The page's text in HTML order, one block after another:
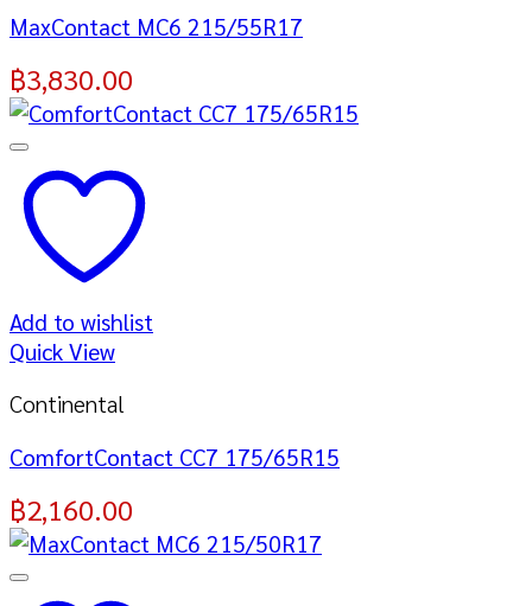
MaxContact MC6 215/55R17
฿3,830.00
Add to wishlist
Quick View
Continental
ComfortContact CC7 175/65R15
฿2,160.00